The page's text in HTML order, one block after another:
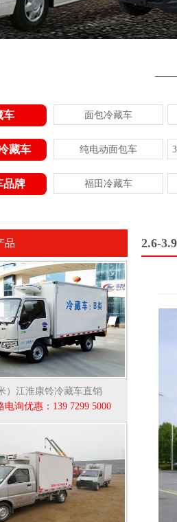
车 面包冷藏车
藏车 纯电动面包车
品牌 福田冷藏车
品
）江淮康铃冷藏车直销
电询优惠：139 7299 5000
2.6-